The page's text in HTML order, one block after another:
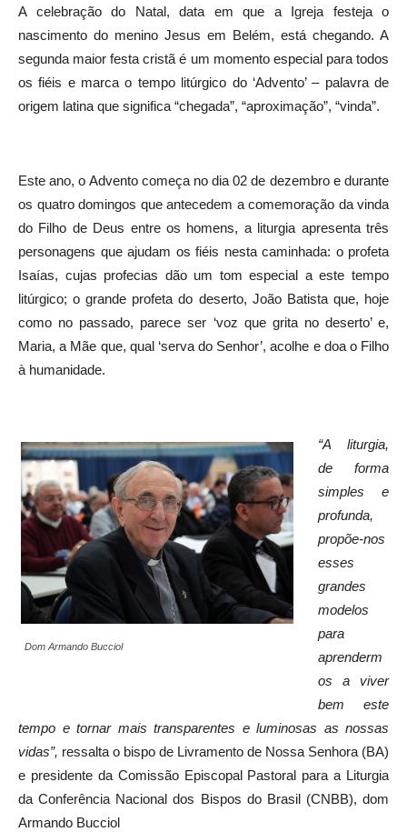
A celebração do Natal, data em que a Igreja festeja o
nascimento do menino Jesus em Belém, está chegando. A
segunda maior festa cristã é um momento especial para todos
os fiéis e marca o tempo litúrgico do ‘Advento’ – palavra de
origem latina que significa “chegada”, “aproximação”, “vinda”.
Este ano, o Advento começa no dia 02 de dezembro e durante
os quatro domingos que antecedem a comemoração da vinda
do Filho de Deus entre os homens, a liturgia apresenta três
personagens que ajudam os fiéis nesta caminhada: o profeta
Isaías, cujas profecias dão um tom especial a este tempo
litúrgico; o grande profeta do deserto, João Batista que, hoje
como no passado, parece ser ‘voz que grita no deserto’ e,
Maria, a Mãe que, qual ‘serva do Senhor’, acolhe e doa o Filho
à humanidade.
Dom Armando Bucciol
“A liturgia,
de forma
simples e
profunda,
propõe-nos
esses
grandes
modelos
para
aprenderm
os a viver
bem este
tempo e tornar mais transparentes e luminosas as nossas
vidas”, ressalta o bispo de Livramento de Nossa Senhora (BA)
e presidente da Comissão Episcopal Pastoral para a Liturgia
da Conferência Nacional dos Bispos do Brasil (CNBB), dom
Armando Bucciol